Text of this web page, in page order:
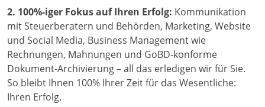
2. 100%-iger Fokus auf Ihren Erfolg: Kommunikation
mit Steuerberatern und Behörden, Marketing, Website
und Social Media, Business Management wie
Rechnungen, Mahnungen und GoBD-konforme
Dokument-Archivierung – all das erledigen wir für Sie.
So bleibt Ihnen 100% Ihrer Zeit für das Wesentliche:
Ihren Erfolg.